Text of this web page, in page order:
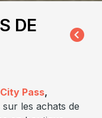
DE
Pass,
sur les achats de